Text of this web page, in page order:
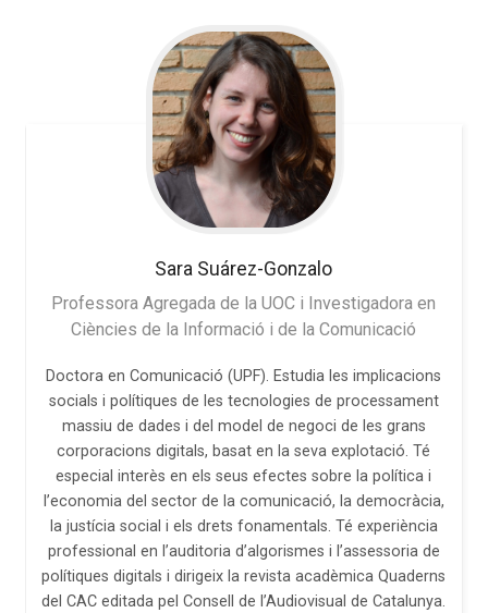
Sara Suárez-Gonzalo
Professora Agregada de la UOC i Investigadora en
Ciències de la Informació i de la Comunicació
Doctora en Comunicació (UPF). Estudia les implicacions
socials i polítiques de les tecnologies de processament
massiu de dades i del model de negoci de les grans
corporacions digitals, basat en la seva explotació. Té
especial interès en els seus efectes sobre la política i
l’economia del sector de la comunicació, la democràcia,
la justícia social i els drets fonamentals. Té experiència
professional en l’auditoria d’algorismes i l’assessoria de
polítiques digitals i dirigeix la revista acadèmica Quaderns
del CAC editada pel Consell de l’Audiovisual de Catalunya.